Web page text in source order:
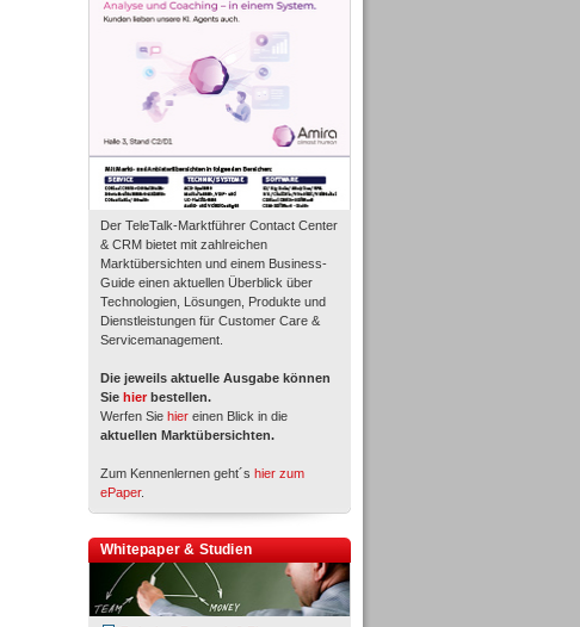
Der TeleTalk-Marktführer Contact Center
& CRM bietet mit zahlreichen
Marktübersichten und einem Business-
Guide einen aktuellen Überblick über
Technologien, Lösungen, Produkte und
Dienstleistungen für Customer Care &
Servicemanagement.
Die jeweils aktuelle Ausgabe können
Sie hier bestellen.
Werfen Sie hier einen Blick in die
aktuellen Marktübersichten.
Zum Kennenlernen geht´s hier zum
ePaper.
Whitepaper & Studien